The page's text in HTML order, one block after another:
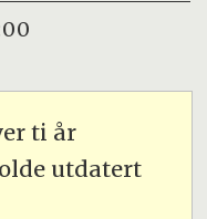
ti år
utdatert